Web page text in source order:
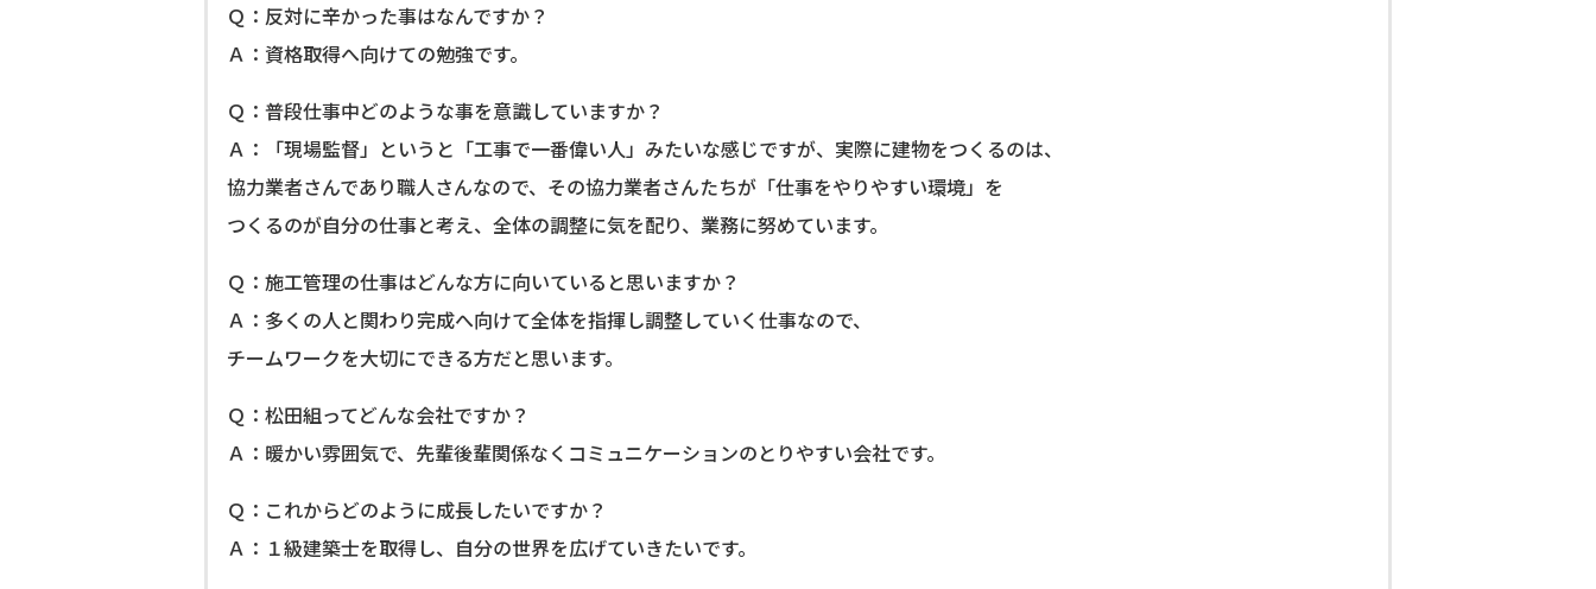
Ｑ：反対に辛かった事はなんですか？
Ａ：資格取得へ向けての勉強です。
Ｑ：普段仕事中どのような事を意識していますか？
Ａ：「現場監督」というと「工事で一番偉い人」みたいな感じですが、実際に建物をつくるのは、
協力業者さんであり職人さんなので、その協力業者さんたちが「仕事をやりやすい環境」を
つくるのが自分の仕事と考え、全体の調整に気を配り、業務に努めています。
Ｑ：施工管理の仕事はどんな方に向いていると思いますか？
Ａ：多くの人と関わり完成へ向けて全体を指揮し調整していく仕事なので、
チームワークを大切にできる方だと思います。
Ｑ：松田組ってどんな会社ですか？
Ａ：暖かい雰囲気で、先輩後輩関係なくコミュニケーションのとりやすい会社です。
Ｑ：これからどのように成長したいですか？
Ａ：１級建築士を取得し、自分の世界を広げていきたいです。